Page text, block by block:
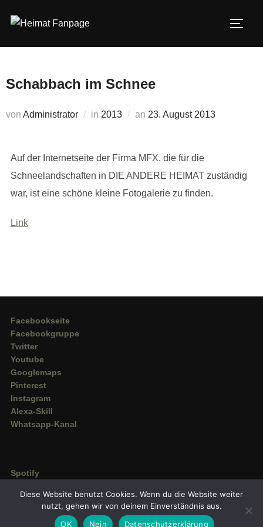
Inhalt
Schabbach im Schnee
von Administrator in 2013 an Veröffentlicht
23. August 2013
Auf der Internetseite der Firma MFX, die für die
Schneelandschaften in DIE ANDERE HEIMAT zuständig
war, ist eine schöne kleine Fotogalerie zu finden.
Link
Facebookseite
Facebookgruppe
Twitter
Youtube
Googlemaps
Pinterest
Instagram
Alexa-Skill
Whatsapp-Kanal
Spotify
Amazon Music
Diese Website benutzt Cookies. Wenn du die Website weiter
nutzt, gehen wir von deinem Einverständnis aus.
OK
Nein Datenschutzerklärung